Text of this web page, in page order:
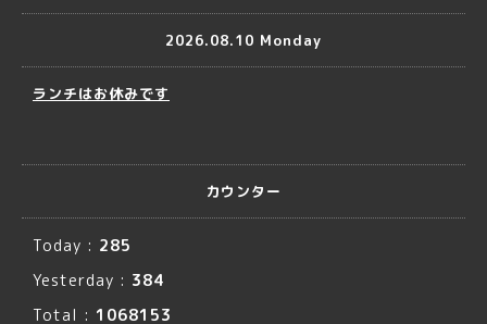
2026.08.10 Monday
ランチはお休みです
カウンター
Today : 285
Yesterday : 384
Total : 1068153